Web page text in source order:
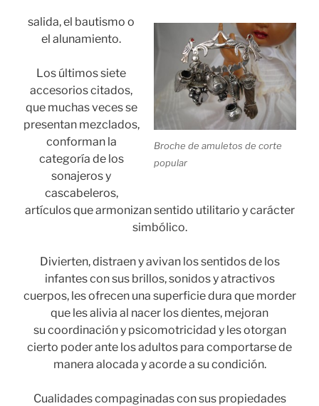
Broche de amuletos de corte
popular
salida, el bautismo o
el alunamiento.
Los últimos siete
accesorios citados,
que muchas veces se
presentan mezclados,
conforman la
categoría de los
sonajeros y
cascabeleros,
artículos que armonizan sentido utilitario y carácter
simbólico.
Divierten, distraen y avivan los sentidos de los
infantes con sus brillos, sonidos y atractivos
cuerpos, les ofrecen una superficie dura que morder
que les alivia al nacer los dientes, mejoran
su coordinación y psicomotricidad y les otorgan
cierto poder ante los adultos para comportarse de
manera alocada y acorde a su condición.
Cualidades compaginadas con sus propiedades